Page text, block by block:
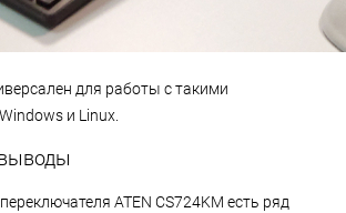
для работы с такими
и Linux.
ATEN CS724KM есть ряд